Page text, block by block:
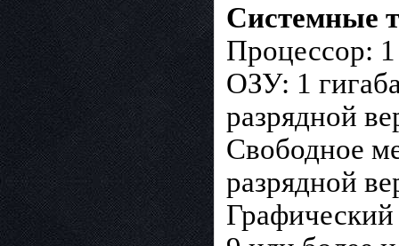
Системные
Процессор:
ОЗУ: 1
разрядной
Свободное
разрядной